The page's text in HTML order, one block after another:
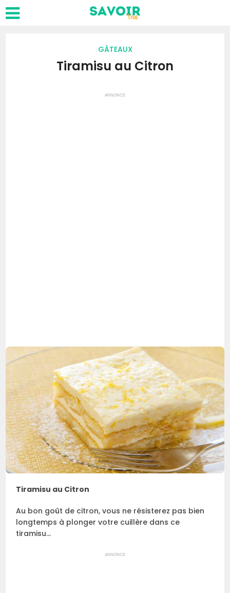
GÂTEAUX
Tiramisu au Citron
ANNONCE
Tiramisu au Citron
Au bon goût de citron, vous ne résisterez pas bien
longtemps à plonger votre cuillère dans ce
tiramisu…
ANNONCE